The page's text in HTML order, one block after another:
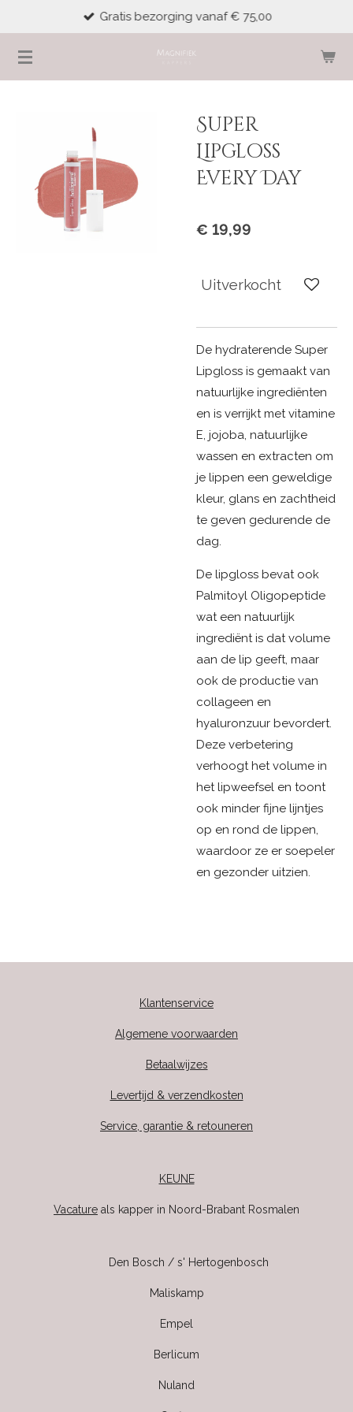
naar
de
Gratis bezorging vanaf € 75,00
Super
Lipgloss
Every Day
€ 19,99
Uitverkocht
De hydraterende Super
Lipgloss is gemaakt van
natuurlijke ingrediënten
en is verrijkt met vitamine
E, jojoba, natuurlijke
wassen en extracten om
je lippen een geweldige
kleur, glans en zachtheid
te geven gedurende de
dag.
De lipgloss bevat ook
Palmitoyl Oligopeptide
wat een natuurlijk
ingrediënt is dat volume
aan de lip geeft, maar
ook de productie van
collageen en
hyaluronzuur bevordert.
Deze verbetering
verhoogt het volume in
het lipweefsel en toont
ook minder fijne lijntjes
op en rond de lippen,
waardoor ze er soepeler
en gezonder uitzien.
Klantenservice
Algemene voorwaarden
Betaalwijzes
Levertijd & verzendkosten
Service, garantie & retouneren
KEUNE
Vacature als kapper in Noord-Brabant Rosmalen
Den Bosch / s' Hertogenbosch
Maliskamp
Empel
Berlicum
Nuland